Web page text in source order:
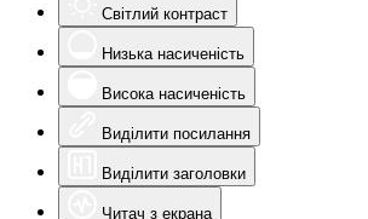
Світлий контраст
Низька насиченість
Висока насиченість
Виділити посилання
Виділити заголовки
Читач з екрана